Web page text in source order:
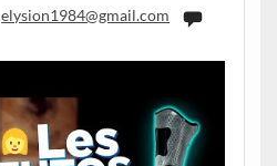
elysion1984@gmail.com